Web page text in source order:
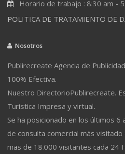
Horario de trabajo : 8:30 am -
POLITICA DE TRATAMIENTO DE
Nosotros
Publirecreate Agencia de
100% Efectiva.
Nuestro DirectorioPublirecreate.
Turistica Impresa y virtual.
Se ha posicionado en los últimos 6
de consulta comercial más
mas de 18.000 visitantes cada 24